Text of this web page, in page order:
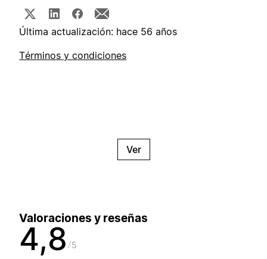
Última actualización: hace 56 años
Términos y condiciones
Ver
Valoraciones y reseñas
4,8 5